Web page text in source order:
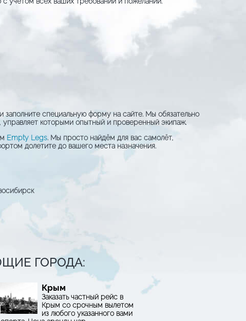
специальную форму на сайте. Мы обязательно
управляет которыми опытный и проверенный экипаж.
Empty Legs. Мы просто найдём для вас самолёт,
долетите до вашего места назначения.
ГОРОДА:
Крым
Заказать частный рейс в
Крым со срочным вылетом
из любого указанного вами